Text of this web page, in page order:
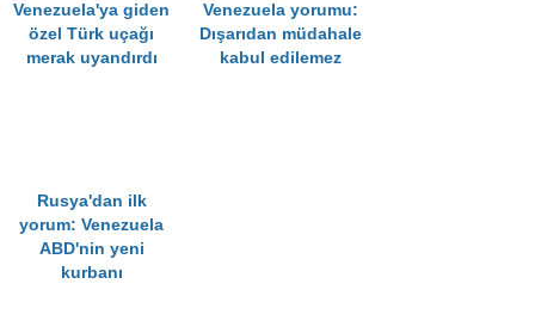
Venezuela'ya giden
özel Türk uçağı
merak uyandırdı
Venezuela yorumu:
Dışarıdan müdahale
kabul edilemez
Rusya'dan ilk
yorum: Venezuela
ABD'nin yeni
kurbanı